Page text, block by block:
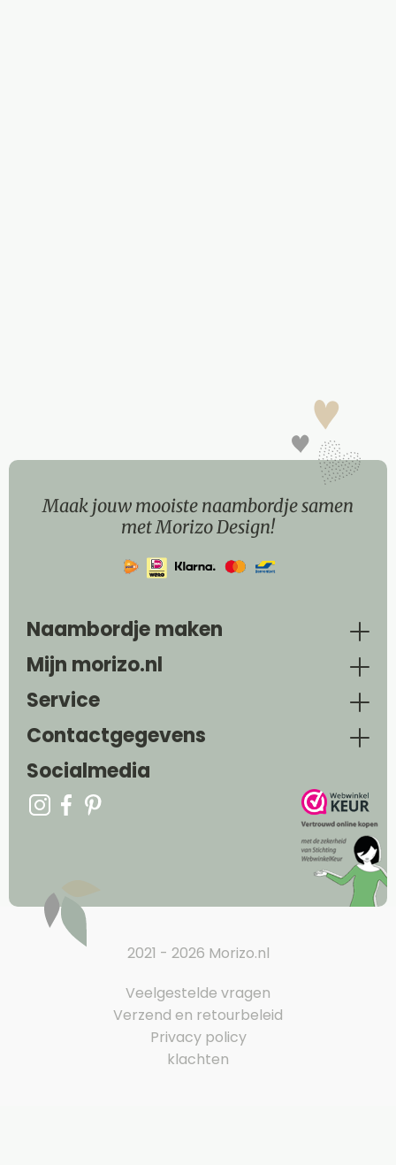
Maak jouw mooiste naambordje samen
met Morizo Design!
Naambordje maken
Mijn morizo.nl
Service
Contactgegevens
Socialmedia
2021 - 2026 Morizo.nl
Veelgestelde vragen
Verzend en retourbeleid
Privacy policy
klachten